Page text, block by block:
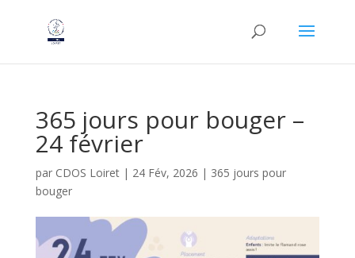
365 jours pour bouger –
24 février
par CDOS Loiret| 24 Fév, 2026 | 365 jours pour
bouger